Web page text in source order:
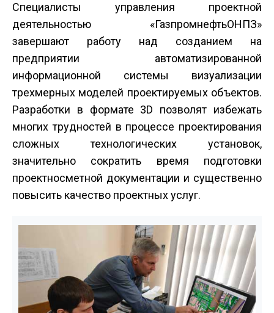
Специалисты управления проектной
деятельностью «Газпромнефть­ОНПЗ»
завершают работу над созданием на
предприятии автоматизированной
информационной системы визуализации
трехмерных моделей проектируемых объектов.
Разработки в формате 3D позволят избежать
многих трудностей в процессе проектирования
сложных технологических установок,
значительно сократить время подготовки
проектно­сметной документации и существенно
повысить качество проектных услуг.